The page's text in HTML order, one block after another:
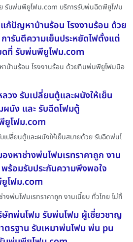
รับพ่นพียูโฟม.com บริการรับพ่นฉีดพียูโฟม
ปัญหาบ้านร้อน โรงงานร้อน ด้วย
รันตีความเย็นประหยัดไฟตั้งแต่
ดที่ รับพ่นพียูโฟม.com
บ้านร้อน โรงงานร้อน ด้วยทีมพ่นพียูโฟมมือ
ง รับเปลี่ยนตู้และผนังให้เย็น
นัง และ รับฉีดโฟมตู้
ยูโฟม.com
ปลี่ยนตู้และผนังให้เย็นสบายด้วย รับฉีดพ่นโ
งหาช่างพ่นโฟมเรทราคาถูก งาน
ร้อมรับประกันความพึงพอใจ
โฟม.com
งพ่นโฟมเรทราคาถูก งานเนี๊ยบ ทั่วไทย ไม่ทิ้
ทพ่นโฟม รับพ่นโฟม ผู้เชี่ยวชาญ
รฐาน รับเหมาพ่นโฟม พ่น pu